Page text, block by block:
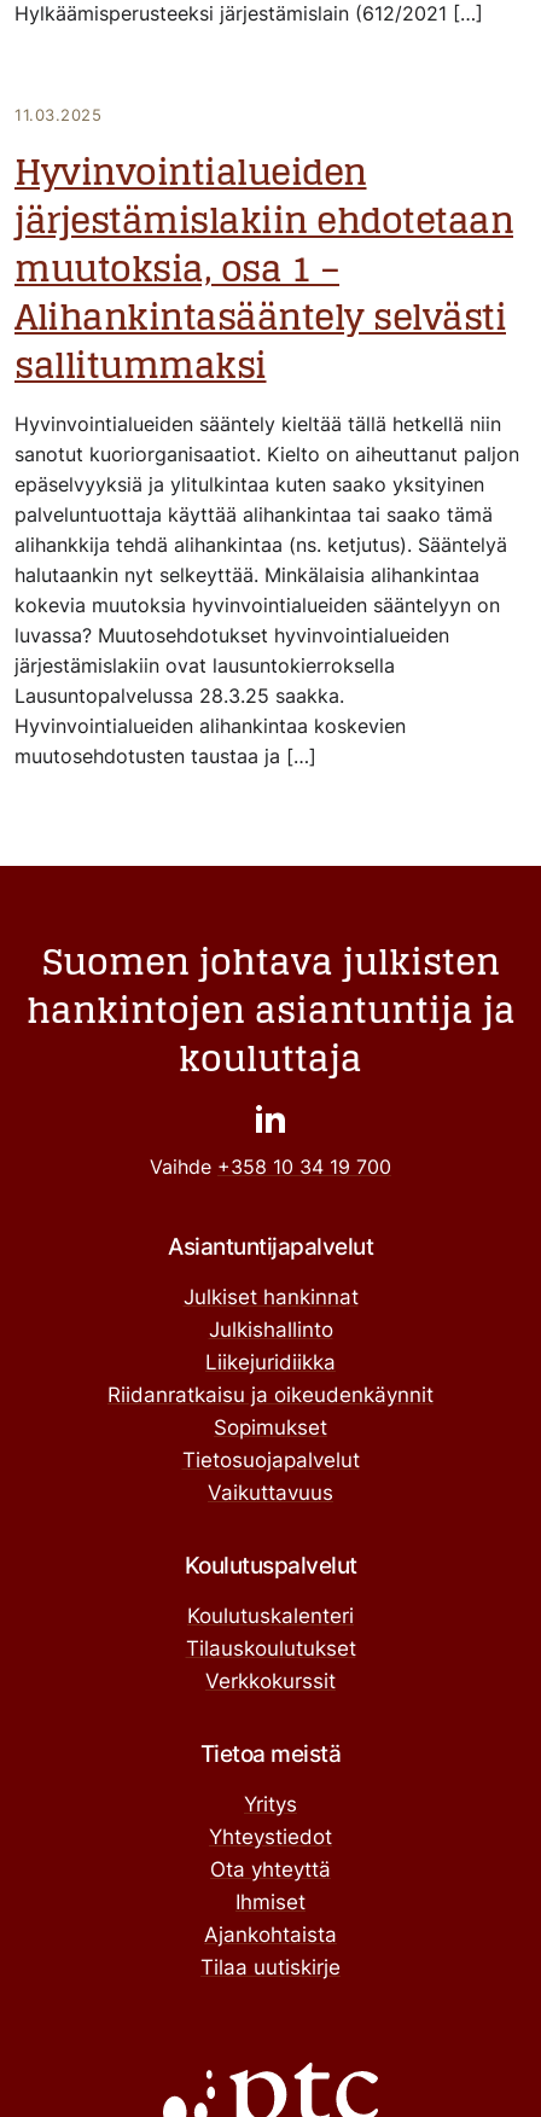
Hylkäämisperusteeksi järjestämislain (612/2021 […]
11.03.2025
Hyvinvointialueiden
järjestämislakiin ehdotetaan
muutoksia, osa 1 –
Alihankintasääntely selvästi
sallitummaksi
Hyvinvointialueiden sääntely kieltää tällä hetkellä niin
sanotut kuoriorganisaatiot. Kielto on aiheuttanut paljon
epäselvyyksiä ja ylitulkintaa kuten saako yksityinen
palveluntuottaja käyttää alihankintaa tai saako tämä
alihankkija tehdä alihankintaa (ns. ketjutus). Sääntelyä
halutaankin nyt selkeyttää. Minkälaisia alihankintaa
kokevia muutoksia hyvinvointialueiden sääntelyyn on
luvassa? Muutosehdotukset hyvinvointialueiden
järjestämislakiin ovat lausuntokierroksella
Lausuntopalvelussa 28.3.25 saakka.
Hyvinvointialueiden alihankintaa koskevien
muutosehdotusten taustaa ja […]
Suomen johtava julkisten
hankintojen asiantuntija ja
kouluttaja
Vaihde +358 10 34 19 700
Asiantuntijapalvelut
Julkiset hankinnat
Julkishallinto
Liikejuridiikka
Riidanratkaisu ja oikeudenkäynnit
Sopimukset
Tietosuojapalvelut
Vaikuttavuus
Koulutuspalvelut
Koulutuskalenteri
Tilauskoulutukset
Verkkokurssit
Tietoa meistä
Yritys
Yhteystiedot
Ota yhteyttä
Ihmiset
Ajankohtaista
Tilaa uutiskirje